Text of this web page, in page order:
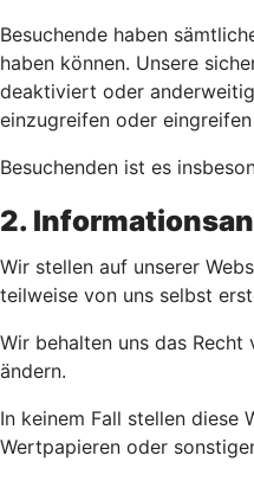
Besuchende haben
haben können. Unsere
deaktiviert oder
einzugreifen oder
Besuchenden ist es
2.
Wir stellen auf unserer
teilweise von uns selbst
Wir behalten uns das
ändern.
In keinem Fall stellen diese
Wertpapieren oder